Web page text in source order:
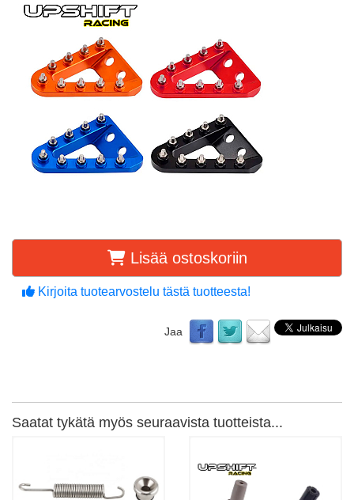
Lisää ostoskoriin
Kirjoita tuotearvostelu tästä tuotteesta!
Jaa
Saatat tykätä myös seuraavista tuotteista...